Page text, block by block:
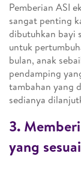
Pemberian ASI
sangat penting
dibutuhkan bayi
untuk
bulan, anak
pendamping
tambahan yang
sedianya
3.
yang sesuai